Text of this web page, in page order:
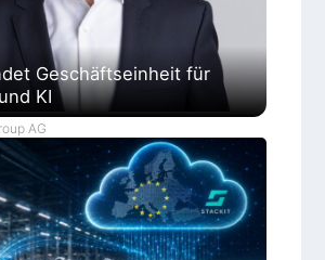
Geschäftseinheit für
KI
AG